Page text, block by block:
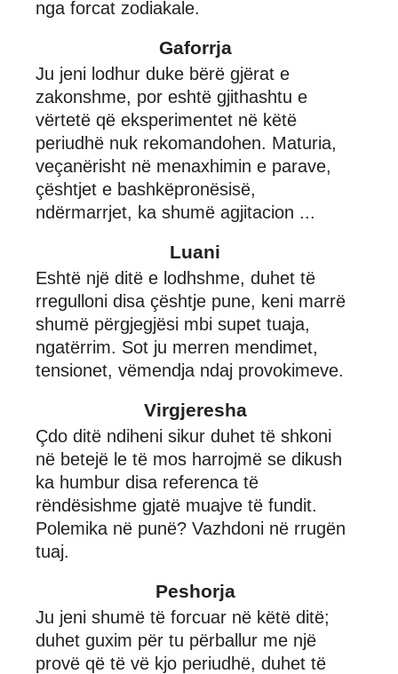
nga forcat zodiakale.
Gaforrja
Ju jeni lodhur duke bërë gjërat e
zakonshme, por eshtë gjithashtu e
vërtetë që eksperimentet në këtë
periudhë nuk rekomandohen. Maturia,
veçanërisht në menaxhimin e parave,
çështjet e bashkëpronësisë,
ndërmarrjet, ka shumë agjitacion ...
Luani
Eshtë një ditë e lodhshme, duhet të
rregulloni disa çështje pune, keni marrë
shumë përgjegjësi mbi supet tuaja,
ngatërrim. Sot ju merren mendimet,
tensionet, vëmendja ndaj provokimeve.
Virgjeresha
Çdo ditë ndiheni sikur duhet të shkoni
në betejë le të mos harrojmë se dikush
ka humbur disa referenca të
rëndësishme gjatë muajve të fundit.
Polemika në punë? Vazhdoni në rrugën
tuaj.
Peshorja
Ju jeni shumë të forcuar në këtë ditë;
duhet guxim për tu përballur me një
provë që të vë kjo periudhë, duhet të